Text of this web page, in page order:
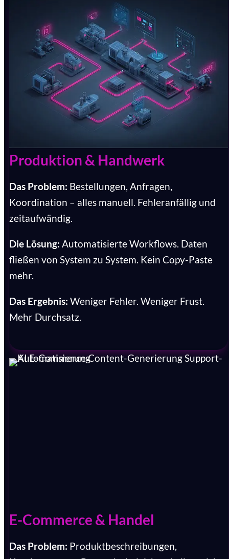
Produktion & Handwerk
Das Problem: Bestellungen, Anfragen,
Koordination – alles manuell. Fehleranfällig und
zeitaufwändig.
Die Lösung: Automatisierte Workflows. Daten
fließen von System zu System. Kein Copy-Paste
mehr.
Das Ergebnis: Weniger Fehler. Weniger Frust.
Mehr Durchsatz.
E-Commerce & Handel
Das Problem: Produktbeschreibungen,